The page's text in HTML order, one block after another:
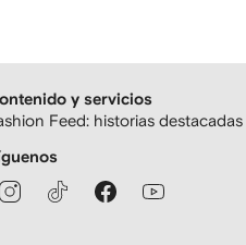
y servicios
Feed: historias destacadas